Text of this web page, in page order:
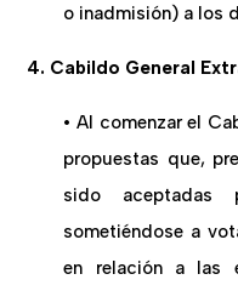
o inadmisión) a los
4. Cabildo General
• Al comenzar el
propuestas que,
sido aceptadas
sometiéndose a
en relación a las